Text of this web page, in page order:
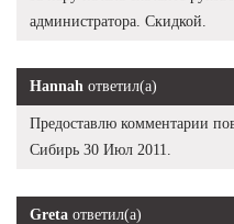
администратора. Скидкой.
Hannah ответил(а)
Предоставлю комментарии
Сибирь 30 Июл 2011.
Greta ответил(а)